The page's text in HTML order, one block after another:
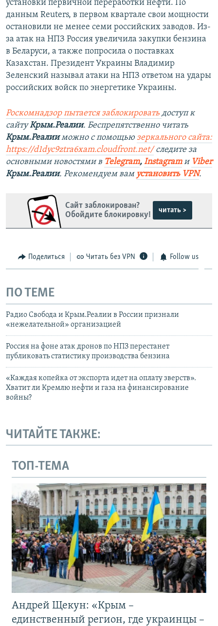
установки первичной переработки нефти. По
данным Reuters, в первом квартале свои мощности
остановили не менее семи российских заводов. Из-
за атак на НПЗ Россия увеличила закупки бензина
в Беларуси, а также попросила о поставках
Казахстан. Президент Украины Владимир
Зеленский называл атаки на НПЗ ответом на удары
российских войск по энергетике Украины.
Роскомнадзор пытается заблокировать доступ к
сайтуКрым.Реалии. Беспрепятственно читать
Крым.Реалииможно с помощью зеркального сайта:
https://d1dyc9ztra6xam.cloudfront.net/следите за
основными новостями в Telegram, Instagramи Viber
Крым.Реалии. Рекомендуем вам установить VPN.
Сайт заблокирован?
Обойдите блокировку!
читать >
Поделиться Читать без VPN Follow us
ПО ТЕМЕ
Радио Свобода и Крым.Реалии в России признали
«нежелательной» организацией
Россия на фоне атак дронов по НПЗ перестанет
публиковать статистику производства бензина
«Каждая копейка от экспорта идет на оплату зверств».
Хватит ли Кремлю нефти и газа на финансирование
войны?
ЧИТАЙТЕ ТАКЖЕ:
ТОП-ТЕМА
Андрей Щекун: «Крым –
единственный регион, где украинцы –